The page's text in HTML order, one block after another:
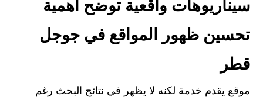
سيناريوهات واقعية توضح أهمية
تحسين ظهور المواقع في جوجل
قطر
موقع يقدم خدمة لكنه لا يظهر في نتائج البحث رغم